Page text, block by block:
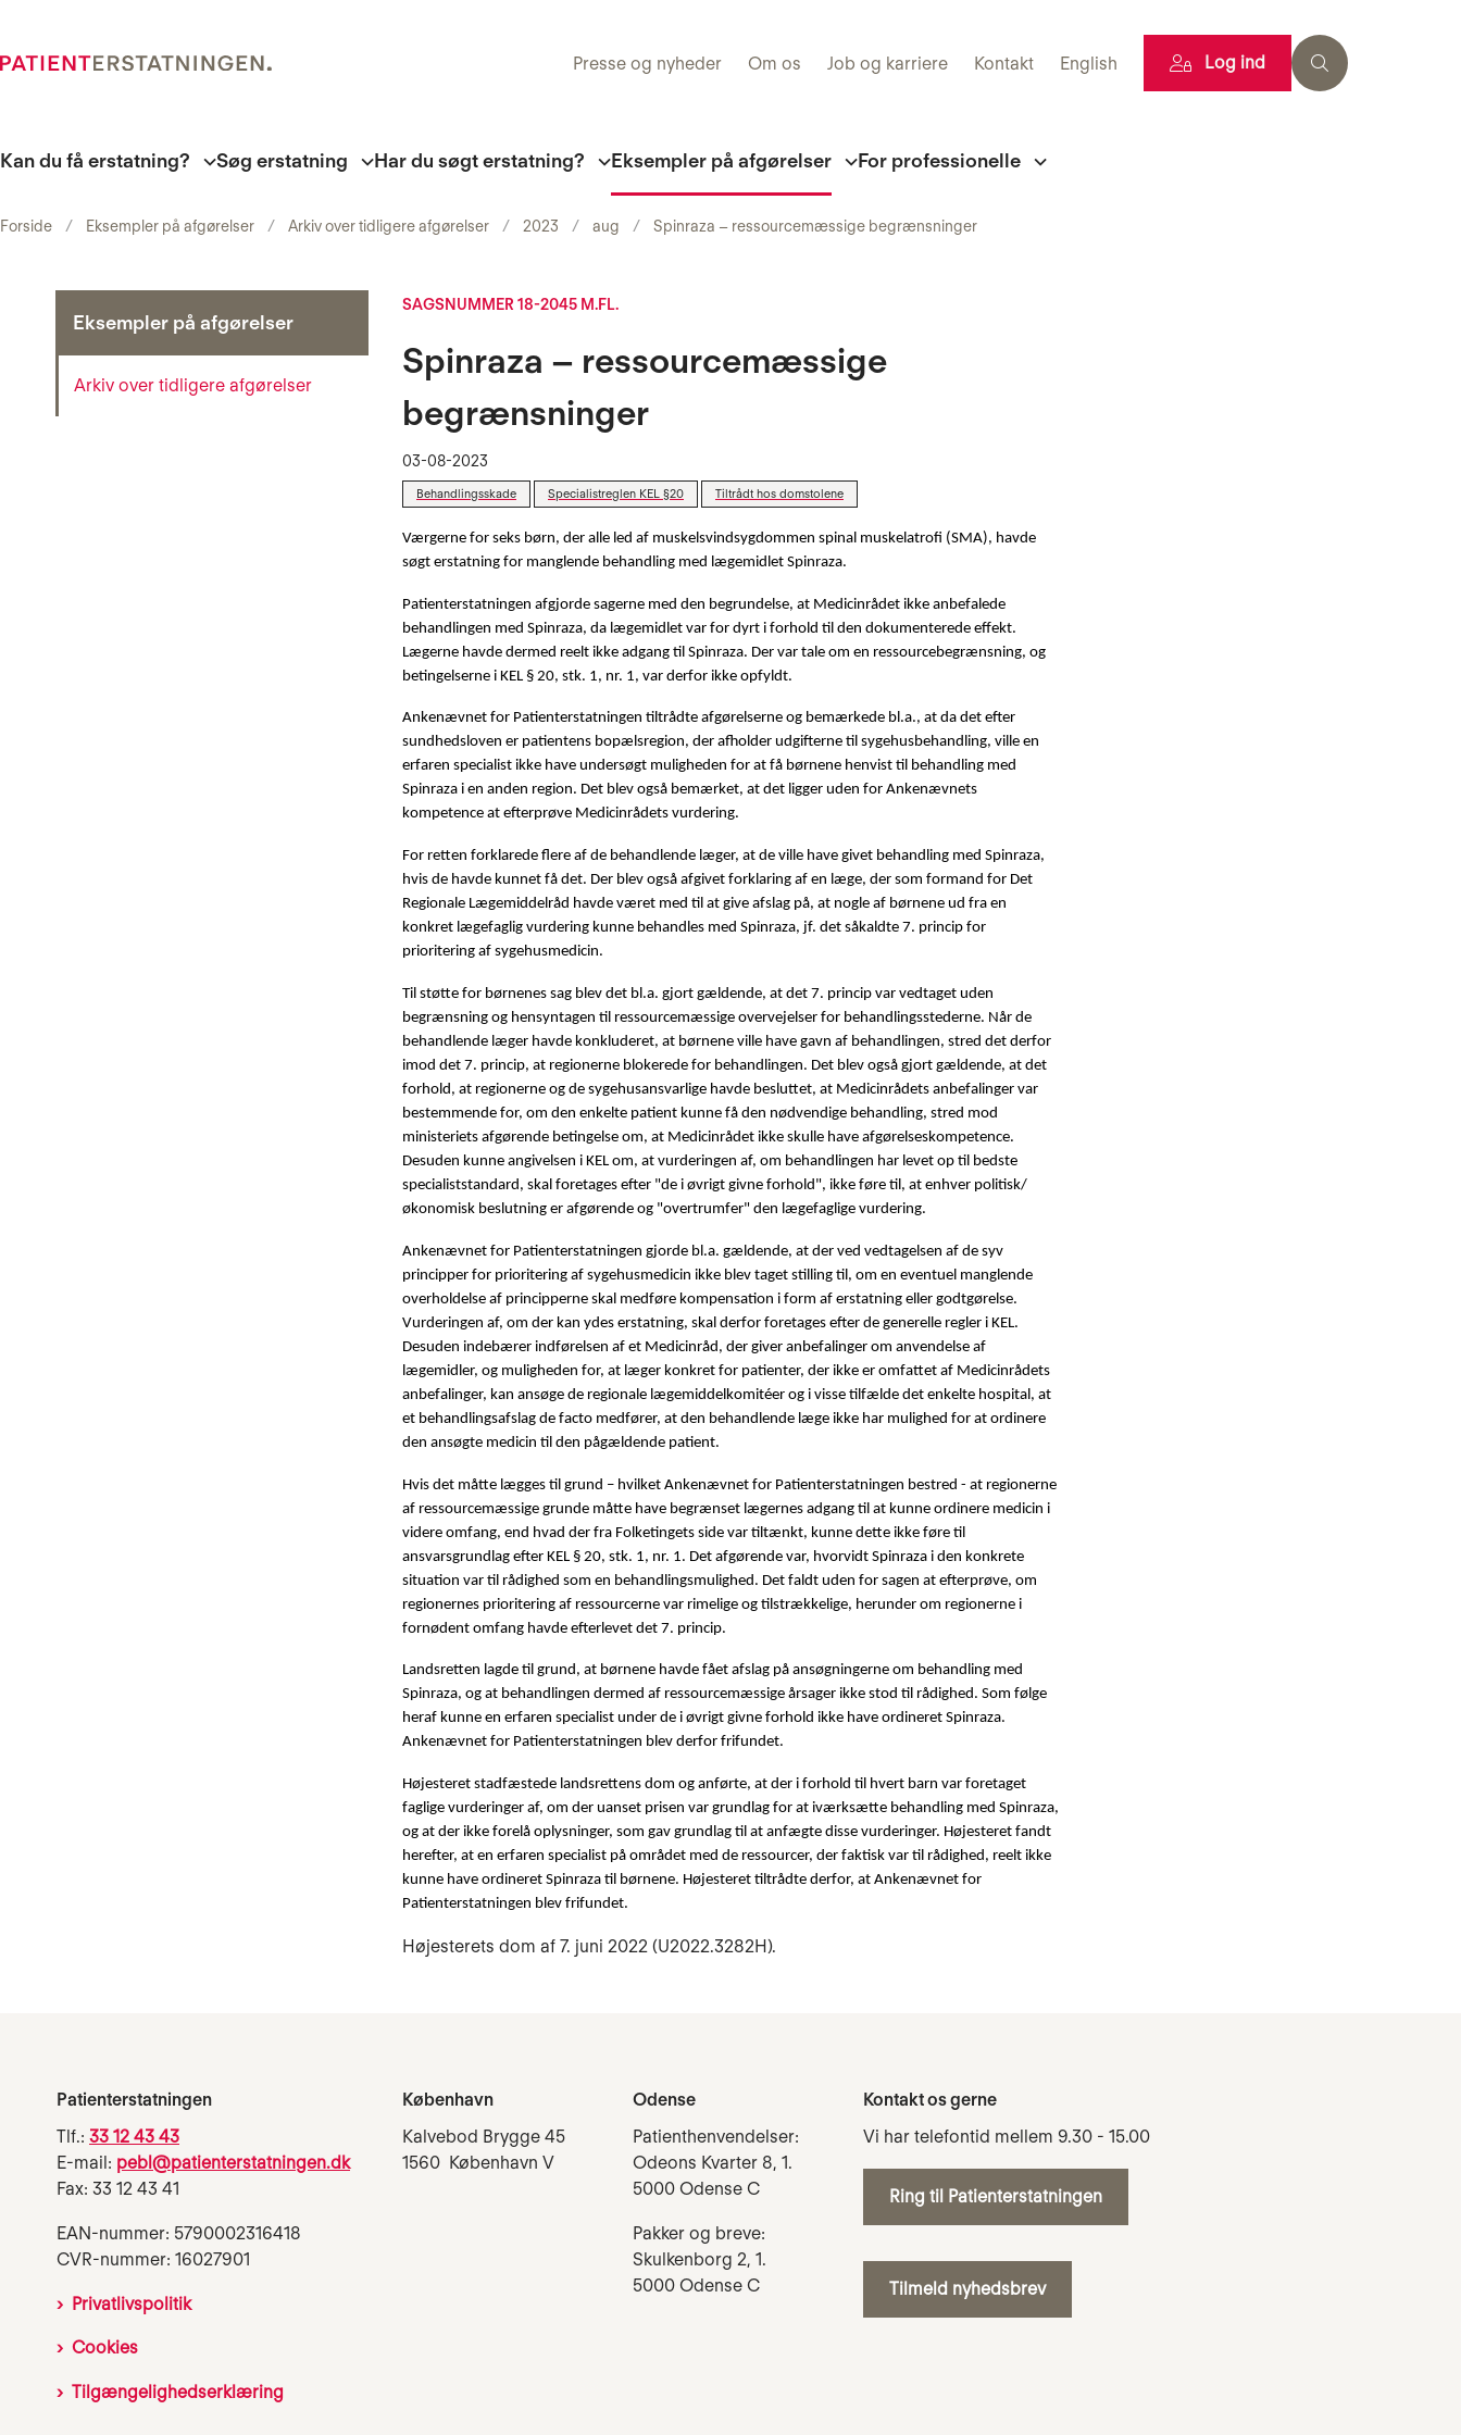
Presse og nyheder Om os Job og karriere Kontakt English Log ind
Kan du få erstatning? Søg erstatning Har du søgt erstatning? Eksempler på afgørelser For professionelle
Forside Eksempler på afgørelser Arkiv over tidligere afgørelser 2023 aug Spinraza – ressourcemæssige begrænsninger
Eksempler på afgørelser
Arkiv over tidligere afgørelser
SAGSNUMMER 18-2045 M.FL.
Spinraza – ressourcemæssige
begrænsninger
03-08-2023
Behandlingsskade Specialistreglen KEL §20 Tiltrådt hos domstolene
Værgerne for seks børn, der alle led af muskelsvindsygdommen spinal muskelatrofi (SMA), havde
søgt erstatning for manglende behandling med lægemidlet Spinraza.
Patienterstatningen afgjorde sagerne med den begrundelse, at Medicinrådet ikke anbefalede
behandlingen med Spinraza, da lægemidlet var for dyrt i forhold til den dokumenterede effekt.
Lægerne havde dermed reelt ikke adgang til Spinraza. Der var tale om en ressourcebegrænsning, og
betingelserne i KEL § 20, stk. 1, nr. 1, var derfor ikke opfyldt.
Ankenævnet for Patienterstatningen tiltrådte afgørelserne og bemærkede bl.a., at da det efter
sundhedsloven er patientens bopælsregion, der afholder udgifterne til sygehusbehandling, ville en
erfaren specialist ikke have undersøgt muligheden for at få børnene henvist til behandling med
Spinraza i en anden region. Det blev også bemærket, at det ligger uden for Ankenævnets
kompetence at efterprøve Medicinrådets vurdering.
For retten forklarede flere af de behandlende læger, at de ville have givet behandling med Spinraza,
hvis de havde kunnet få det. Der blev også afgivet forklaring af en læge, der som formand for Det
Regionale Lægemiddelråd havde været med til at give afslag på, at nogle af børnene ud fra en
konkret lægefaglig vurdering kunne behandles med Spinraza, jf. det såkaldte 7. princip for
prioritering af sygehusmedicin.
Til støtte for børnenes sag blev det bl.a. gjort gældende, at det 7. princip var vedtaget uden
begrænsning og hensyntagen til ressourcemæssige overvejelser for behandlingsstederne. Når de
behandlende læger havde konkluderet, at børnene ville have gavn af behandlingen, stred det derfor
imod det 7. princip, at regionerne blokerede for behandlingen. Det blev også gjort gældende, at det
forhold, at regionerne og de sygehusansvarlige havde besluttet, at Medicinrådets anbefalinger var
bestemmende for, om den enkelte patient kunne få den nødvendige behandling, stred mod
ministeriets afgørende betingelse om, at Medicinrådet ikke skulle have afgørelseskompetence.
Desuden kunne angivelsen i KEL om, at vurderingen af, om behandlingen har levet op til bedste
specialiststandard, skal foretages efter "de i øvrigt givne forhold", ikke føre til, at enhver politisk/
økonomisk beslutning er afgørende og "overtrumfer" den lægefaglige vurdering.
Ankenævnet for Patienterstatningen gjorde bl.a. gældende, at der ved vedtagelsen af de syv
principper for prioritering af sygehusmedicin ikke blev taget stilling til, om en eventuel manglende
overholdelse af principperne skal medføre kompensation i form af erstatning eller godtgørelse.
Vurderingen af, om der kan ydes erstatning, skal derfor foretages efter de generelle regler i KEL.
Desuden indebærer indførelsen af et Medicinråd, der giver anbefalinger om anvendelse af
lægemidler, og muligheden for, at læger konkret for patienter, der ikke er omfattet af Medicinrådets
anbefalinger, kan ansøge de regionale lægemiddelkomitéer og i visse tilfælde det enkelte hospital, at
et behandlingsafslag de facto medfører, at den behandlende læge ikke har mulighed for at ordinere
den ansøgte medicin til den pågældende patient.
Hvis det måtte lægges til grund – hvilket Ankenævnet for Patienterstatningen bestred - at regionerne
af ressourcemæssige grunde måtte have begrænset lægernes adgang til at kunne ordinere medicin i
videre omfang, end hvad der fra Folketingets side var tiltænkt, kunne dette ikke føre til
ansvarsgrundlag efter KEL § 20, stk. 1, nr. 1. Det afgørende var, hvorvidt Spinraza i den konkrete
situation var til rådighed som en behandlingsmulighed. Det faldt uden for sagen at efterprøve, om
regionernes prioritering af ressourcerne var rimelige og tilstrækkelige, herunder om regionerne i
fornødent omfang havde efterlevet det 7. princip.
Landsretten lagde til grund, at børnene havde fået afslag på ansøgningerne om behandling med
Spinraza, og at behandlingen dermed af ressourcemæssige årsager ikke stod til rådighed. Som følge
heraf kunne en erfaren specialist under de i øvrigt givne forhold ikke have ordineret Spinraza.
Ankenævnet for Patienterstatningen blev derfor frifundet.
Højesteret stadfæstede landsrettens dom og anførte, at der i forhold til hvert barn var foretaget
faglige vurderinger af, om der uanset prisen var grundlag for at iværksætte behandling med Spinraza,
og at der ikke forelå oplysninger, som gav grundlag til at anfægte disse vurderinger. Højesteret fandt
herefter, at en erfaren specialist på området med de ressourcer, der faktisk var til rådighed, reelt ikke
kunne have ordineret Spinraza til børnene. Højesteret tiltrådte derfor, at Ankenævnet for
Patienterstatningen blev frifundet.
Højesterets dom af 7. juni 2022 (U2022.3282H).
Patienterstatningen
Tlf.: 33 12 43 43
E-mail: pebl@patienterstatningen.dk
Fax: 33 12 43 41
EAN-nummer: 5790002316418
CVR-nummer: 16027901
Privatlivspolitik
Cookies
Tilgængelighedserklæring
København
Kalvebod Brygge 45
1560 København V
Odense
Patienthenvendelser:
Odeons Kvarter 8, 1.
5000 Odense C
Pakker og breve:
Skulkenborg 2, 1.
5000 Odense C
Kontakt os gerne
Vi har telefontid mellem 9.30 - 15.00
Ring til Patienterstatningen
Tilmeld nyhedsbrev